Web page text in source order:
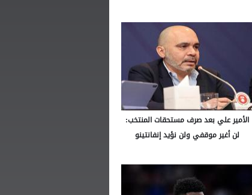
الأمير علي بعد صرف مستحقات المنتخب:
لن أغير موقفي ولن نؤيد إنفانتينو